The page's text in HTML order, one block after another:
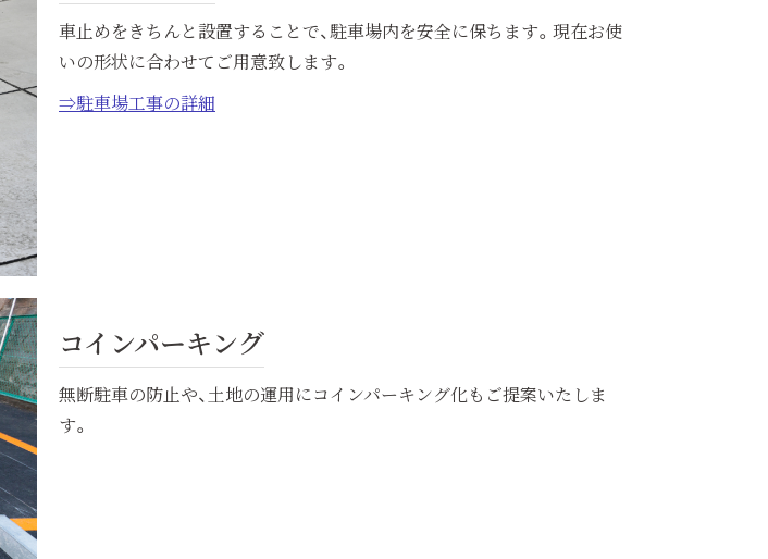
車止めをきちんと設置することで、駐車場内を安全に保ちます。現在お使
いの形状に合わせてご用意致します。
⇒駐車場工事の詳細
コインパーキング
無断駐車の防止や、土地の運用にコインパーキング化もご提案いたしま
す。